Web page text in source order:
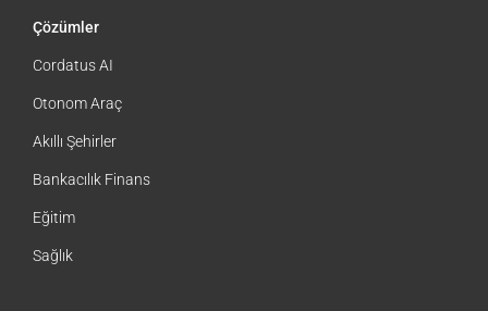
Çözümler
Otonom Araç
Akıllı Şehirler
Bankacılık Finans
Eğitim